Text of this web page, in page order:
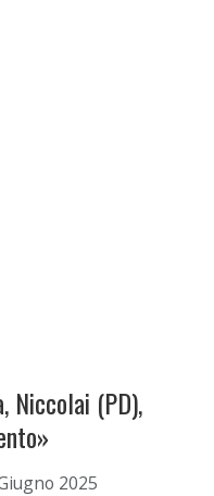
Niccolai (PD),
2025